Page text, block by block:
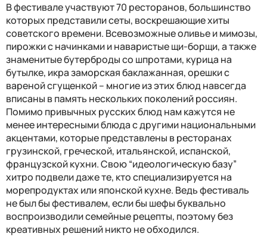
В фестивале участвуют 70 ресторанов, большинство
которых представили сеты, воскрешающие хиты
советского времени. Всевозможные оливье и мимозы,
пирожки с начинками и наваристые щи-борщи, а также
знаменитые бутерброды со шпротами, курица на
бутылке, икра заморская баклажанная, орешки с
вареной сгущенкой – многие из этих блюд навсегда
вписаны в память нескольких поколений россиян.
Помимо привычных русских блюд нам кажутся не
менее интересными блюда с другими национальными
акцентами, которые представлены в ресторанах
грузинской, греческой, итальянской, испанской,
французской кухни. Свою “идеологическую базу”
хитро подвели даже те, кто специализируется на
морепродуктах или японской кухне. Ведь фестиваль
не был бы фестивалем, если бы шефы буквально
воспроизводили семейные рецепты, поэтому без
креативных решений никто не обходился.